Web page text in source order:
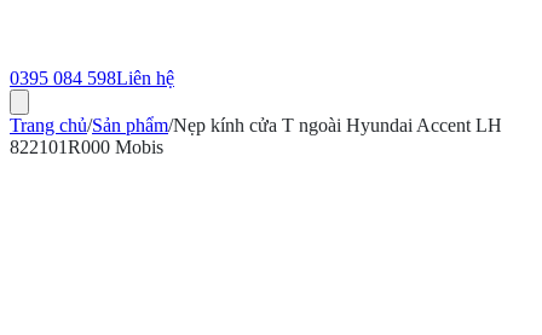
0395 084 598Liên hệ
Trang chủ/Sản phẩm/Nẹp kính cửa T ngoài Hyundai Accent LH
822101R000 Mobis